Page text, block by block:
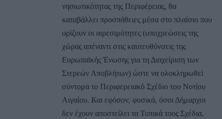
νησιωτικότητας της Περιφέρειας, θα
καταβάλλει προσπάθειες μέσα στο πλαίσιο που
ορίζουν οι αιρεσιμότητες (υποχρεώσεις της
χώρας απέναντι στις καυτευθύνσεις της
Ευρωπαϊκής Ένωσης για τη Διαχείριση των
Στερεών Αποβλήτων) ώστε να ολοκληρωθεί
σύντομα το Περιφερειακό Σχέδιο του Νοτίου
Αιγαίου. Και εφόσον, φυσικά, όσοι Δήμαρχοι
δεν έχουν αποστείλει τα Τοπικά τους Σχέδια,